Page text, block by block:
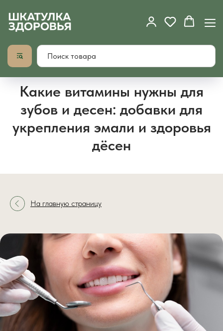
Какие витамины нужны для
зубов и десен: добавки для
укрепления эмали и здоровья
дёсен
На главную страницу